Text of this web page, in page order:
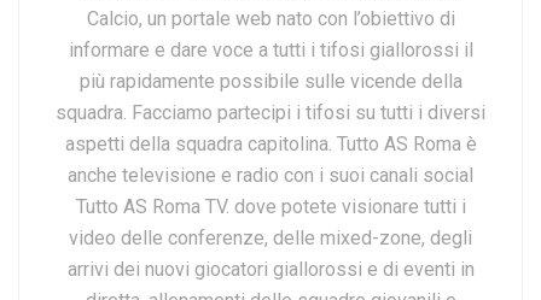
Calcio, un portale web nato con l’obiettivo di
informare e dare voce a tutti i tifosi giallorossi il
più rapidamente possibile sulle vicende della
squadra. Facciamo partecipi i tifosi su tutti i diversi
aspetti della squadra capitolina. Tutto AS Roma è
anche televisione e radio con i suoi canali social
Tutto AS Roma TV. dove potete visionare tutti i
video delle conferenze, delle mixed-zone, degli
arrivi dei nuovi giocatori giallorossi e di eventi in